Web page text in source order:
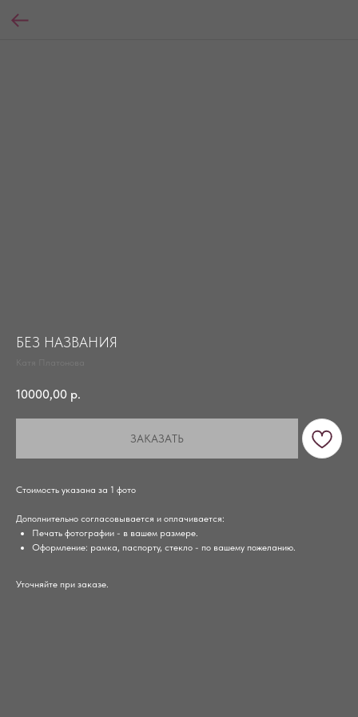
БЕЗ НАЗВАНИЯ
10000,00 р.
ЗАКАЗАТЬ
Стоимость указана за 1 фото
Дополнительно согласовывается и оплачивается:
Печать фотографии - в вашем размере.
Оформление: рамка, паспорту, стекло - по вашему пожеланию.
Уточняйте при заказе.